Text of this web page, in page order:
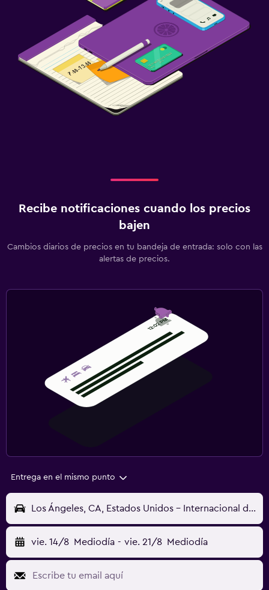
Recibe notificaciones cuando los precios
bajen
Cambios diarios de precios en tu bandeja de entrada: solo con las
alertas de precios.
Entrega en el mismo punto
Los Ángeles, CA, Estados Unidos - Internacional de Los Ángeles (LAX)
vie. 14/8 Mediodía - vie. 21/8 Mediodía